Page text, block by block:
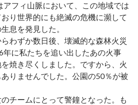
フィ山脈において、この地域では
り世界的にも絶滅の危機に瀕して
息を発見した。
わずか数日後、壊滅的な森林火災
年に私たちを追い出したあの火事
焼き尽くしました。ですから、火
りませんでした。公園の50％が被
チームにとって警鐘となった。も